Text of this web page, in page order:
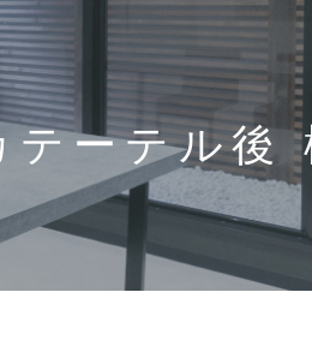
テーテル後